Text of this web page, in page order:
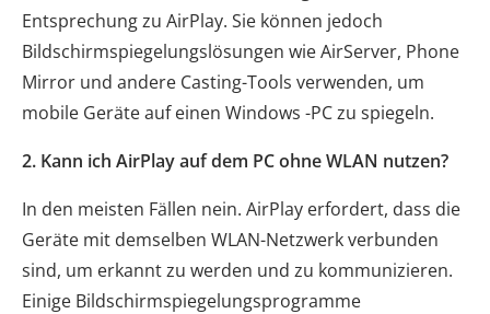
Entsprechung zu AirPlay. Sie können jedoch
Bildschirmspiegelungslösungen wie AirServer, Phone
Mirror und andere Casting-Tools verwenden, um
mobile Geräte auf einen Windows -PC zu spiegeln.
2. Kann ich AirPlay auf dem PC ohne WLAN nutzen?
In den meisten Fällen nein. AirPlay erfordert, dass die
Geräte mit demselben WLAN-Netzwerk verbunden
sind, um erkannt zu werden und zu kommunizieren.
Einige Bildschirmspiegelungsprogramme